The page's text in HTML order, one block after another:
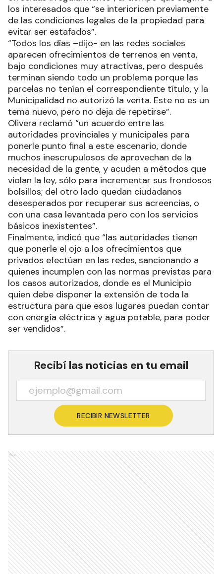
los interesados que “se interioricen previamente
de las condiciones legales de la propiedad para
evitar ser estafados”.
“Todos los días –dijo- en las redes sociales
aparecen ofrecimientos de terrenos en venta,
bajo condiciones muy atractivas, pero después
terminan siendo todo un problema porque las
parcelas no tenían el correspondiente título, y la
Municipalidad no autorizó la venta. Este no es un
tema nuevo, pero no deja de repetirse”.
Olivera reclamó “un acuerdo entre las
autoridades provinciales y municipales para
ponerle punto final a este escenario, donde
muchos inescrupulosos de aprovechan de la
necesidad de la gente, y acuden a métodos que
violan la ley, sólo para incrementar sus frondosos
bolsillos; del otro lado quedan ciudadanos
desesperados por recuperar sus acreencias, o
con una casa levantada pero con los servicios
básicos inexistentes”.
Finalmente, indicó que “las autoridades tienen
que ponerle el ojo a los ofrecimientos que
privados efectúan en las redes, sancionando a
quienes incumplen con las normas previstas para
los casos autorizados, donde es el Municipio
quien debe disponer la extensión de toda la
estructura para que esos lugares puedan contar
con energía eléctrica y agua potable, para poder
ser vendidos”.
Recibí las noticias en tu email
RECIBIR NEWSLETTER
Ads